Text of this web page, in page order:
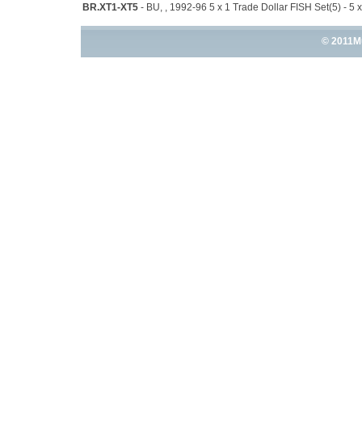
BR.XT1-XT5 - BU, , 1992-96 5 x 1 Trade Dollar FISH Set(5) -
©